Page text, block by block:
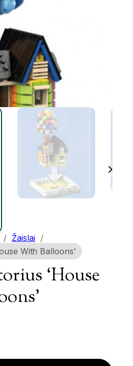
/ Žaislai /
With Balloons’
‘House
With Balloons' kiekis